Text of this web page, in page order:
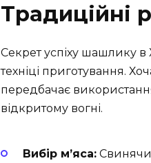
Традиційні
Секрет успіху шашлику в
техніці приготування.
передбачає
відкритому вогні.
Вибір м’яса: